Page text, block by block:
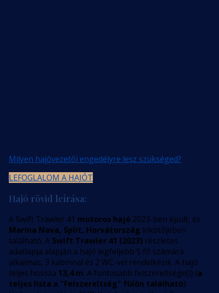
Milyen hajóvezetői engedélyre lesz szükséged?
LEFOGLALOM A HAJÓT
Hajó rövid leírása:
A Swift Trawler 41 motoros hajó 2023-ben épült, és
Marina Nava, Split, Horvátország kikötőjében
található. A Swift Trawler 41 (2023) részletes
adatlapja alapján a hajó legfeljebb 5 fő számára
alkalmas, 3 kabinnal és 2 WC-vel rendelkezik. A hajó
teljes hossza 13,4 m. A fontosabb felszereltsége(i) (a
teljes lista a "Felszereltség" fülön található):